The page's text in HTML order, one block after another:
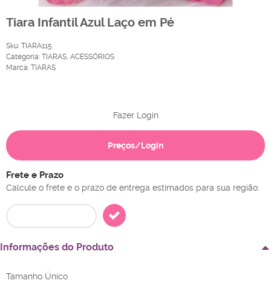
Tiara Infantil Azul Laço em Pé
Sku: TIARA115
Categoria: TIARAS, ACESSÓRIOS
Marca: TIARAS
Fazer Login
Preços/Login
Frete e Prazo
Calcule o frete e o prazo de entrega estimados para sua região:
Informações do Produto
Tamanho Único